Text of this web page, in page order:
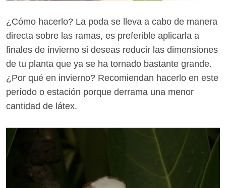
¿Cómo hacerlo? La poda se lleva a cabo de manera
directa sobre las ramas, es preferible aplicarla a
finales de invierno si deseas reducir las dimensiones
de tu planta que ya se ha tornado bastante grande.
¿Por qué en invierno? Recomiendan hacerlo en este
período o estación porque derrama una menor
cantidad de látex.